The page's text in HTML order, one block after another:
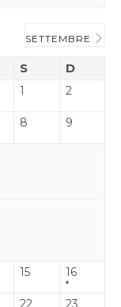
SETTEMBRE
S D
1 2
8 9
15 16
22 23